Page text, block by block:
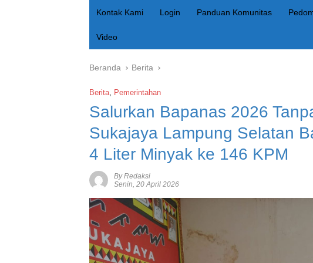
Kontak Kami Login Panduan Komunitas
Video
Beranda Berita
Berita, Pemerintahan
Salurkan Bapanas 2026
Sukajaya Lampung Selatan
4 Liter Minyak ke 146 KPM
By Redaksi
Senin, 20 April 2026